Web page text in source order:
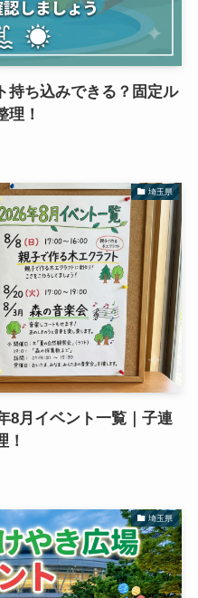
持ち込みできる？固定ル
理！
埼玉県
8月イベント一覧｜子連
！
埼玉県